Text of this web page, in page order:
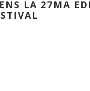
LA 27MA